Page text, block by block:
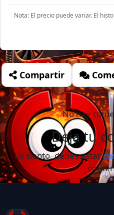
Nota: El precio puede variar. El
Compartir
No hay
Deja tu
Lo siento, debes estar